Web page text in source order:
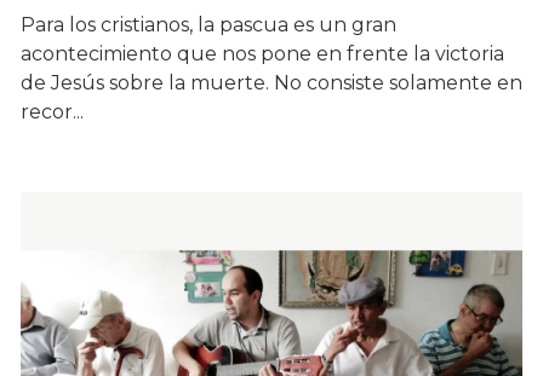
Para los cristianos, la pascua es un gran
acontecimiento que nos pone en frente la victoria
de Jesús sobre la muerte. No consiste solamente en
recor...